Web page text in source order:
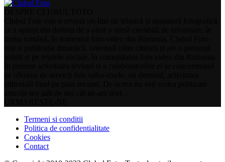
Termeni si conditii
Politica de confidentialitate
Cookies
Contact